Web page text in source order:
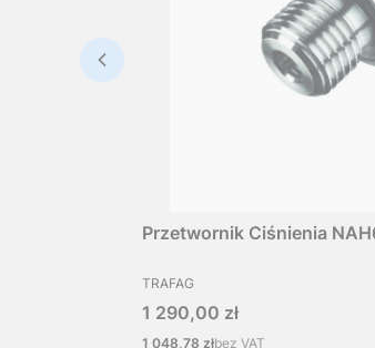
Przetwornik Ciśnienia
PRODUCENT
TRAFAG
Cena
1 290,00 zł
Cena
1 048,78 złbez VAT